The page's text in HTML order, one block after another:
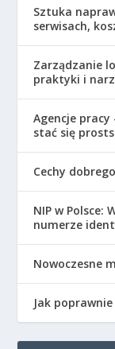
Sztuka
serwisach,
Zarządzanie
praktyki i
Agencje
stać się
Cechy
NIP w Polsce:
numerze
Nowoczesne
Jak